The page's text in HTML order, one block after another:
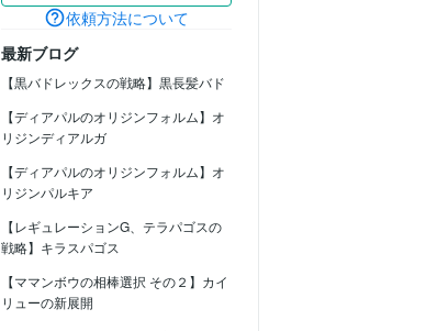
依頼方法について
最新ブログ
【黒バドレックスの戦略】黒長髪バド
【ディアパルのオリジンフォルム】オ
リジンディアルガ
【ディアパルのオリジンフォルム】オ
リジンパルキア
【レギュレーションG、テラパゴスの
戦略】キラスパゴス
【ママンボウの相棒選択 その２】カイ
リューの新展開